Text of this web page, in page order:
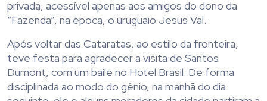
privada, acessível apenas aos amigos do dono da
“Fazenda”, na época, o uruguaio Jesus Val.
Após voltar das Cataratas, ao estilo da fronteira,
teve festa para agradecer a visita de Santos
Dumont, com um baile no Hotel Brasil. De forma
disciplinada ao modo do gênio, na manhã do dia